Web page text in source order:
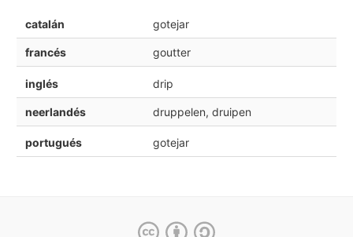
catalán gotejar
francés goutter
inglés drip
neerlandés druppelen, druipen
portugués gotejar